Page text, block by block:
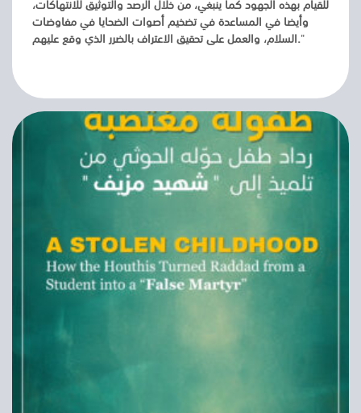
للقيام بهذه الجهود كما ينبغي، من خلال الرصد والتوثيق للانتهاكات،
وأيضا في المساعدة في تضخيم أصوات الضحايا في مفاوضات
السلام، والعمل على تحقيق الاعتراف بالضرر الذي وقع عليهم."